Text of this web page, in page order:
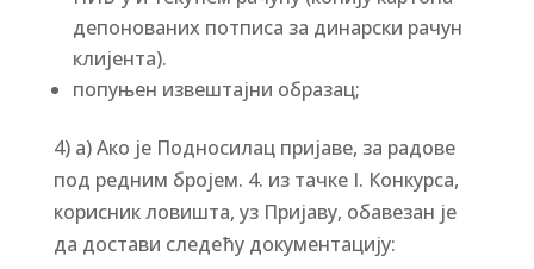
депонованих потписа за динарски рачун
клијента).
попуњен извештајни образац;
4) а) Ако је Подносилац пријаве, за радове
под редним бројем. 4. из тачке I. Конкурса,
корисник ловишта, уз Пријаву, обавезан је
да достави следећу документацију: